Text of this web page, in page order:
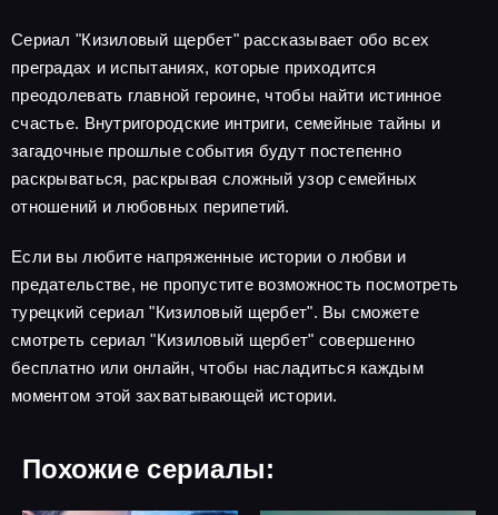
Сериал "Кизиловый щербет" рассказывает обо всех
преградах и испытаниях, которые приходится
преодолевать главной героине, чтобы найти истинное
счастье. Внутригородские интриги, семейные тайны и
загадочные прошлые события будут постепенно
раскрываться, раскрывая сложный узор семейных
отношений и любовных перипетий.
Если вы любите напряженные истории о любви и
предательстве, не пропустите возможность посмотреть
турецкий сериал "Кизиловый щербет". Вы сможете
смотреть сериал "Кизиловый щербет" совершенно
бесплатно или онлайн, чтобы насладиться каждым
моментом этой захватывающей истории.
Похожие сериалы: